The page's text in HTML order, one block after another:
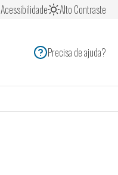
Acessibilidade Alto Contraste
Precisa de ajuda?